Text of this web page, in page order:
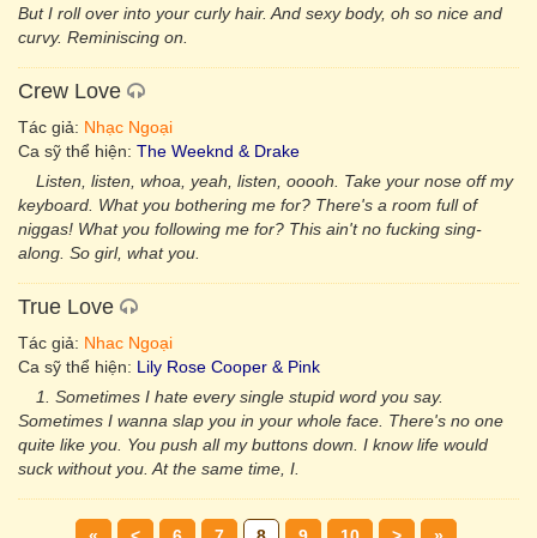
But I roll over into your curly hair. And sexy body, oh so nice and
curvy. Reminiscing on.
Crew Love
Tác giả: Nhạc Ngoại
Ca sỹ thể hiện: The Weeknd & Drake
Listen, listen, whoa, yeah, listen, ooooh. Take your nose off my
keyboard. What you bothering me for? There's a room full of
niggas! What you following me for? This ain't no fucking sing-
along. So girl, what you.
True Love
Tác giả: Nhac Ngoại
Ca sỹ thể hiện: Lily Rose Cooper & Pink
1. Sometimes I hate every single stupid word you say.
Sometimes I wanna slap you in your whole face. There's no one
quite like you. You push all my buttons down. I know life would
suck without you. At the same time, I.